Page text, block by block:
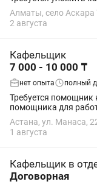
Алматы, село Аскара
2 августа
Кафельщик
7 000 - 10 000 ₸
нет опыта полный
Требуется помощник кафельщика
помощника для
не обязателен —
договорная. По всем
Астана, ул. Манаса,
1 августа
Кафельщик в
Договорная